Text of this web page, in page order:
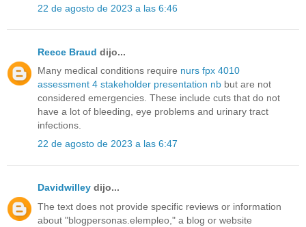
22 de agosto de 2023 a las 6:46
Reece Braud dijo...
Many medical conditions require nurs fpx 4010
assessment 4 stakeholder presentation nb but are not
considered emergencies. These include cuts that do not
have a lot of bleeding, eye problems and urinary tract
infections.
22 de agosto de 2023 a las 6:47
Davidwilley dijo...
The text does not provide specific reviews or information
about "blogpersonas.elempleo," a blog or website